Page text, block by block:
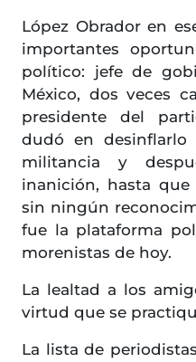
López Obrador en
importantes
político: jefe de
México, dos veces
presidente del
dudó en desinflarlo
militancia y
inanición, hasta que
sin ningún
fue la plataforma
morenistas de hoy.
La lealtad a los
virtud que se
La lista de